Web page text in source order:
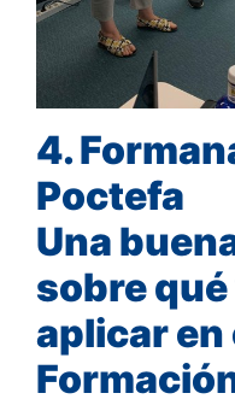
4.
Poctefa
Una
sobre
aplicar en